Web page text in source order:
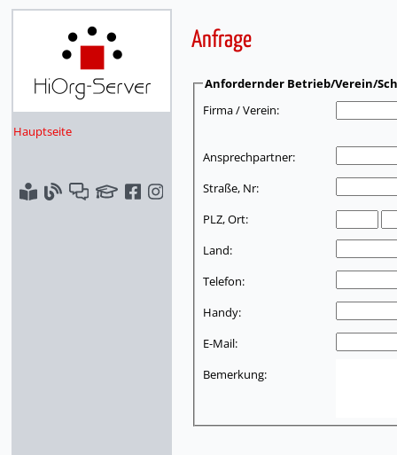
Hauptseite
Anfrage
Anfordernder Betrieb/Verein/
Firma / Verein:
Ansprechpartner:
Straße, Nr:
PLZ, Ort:
Land:
Telefon:
Handy:
E-Mail:
Bemerkung: